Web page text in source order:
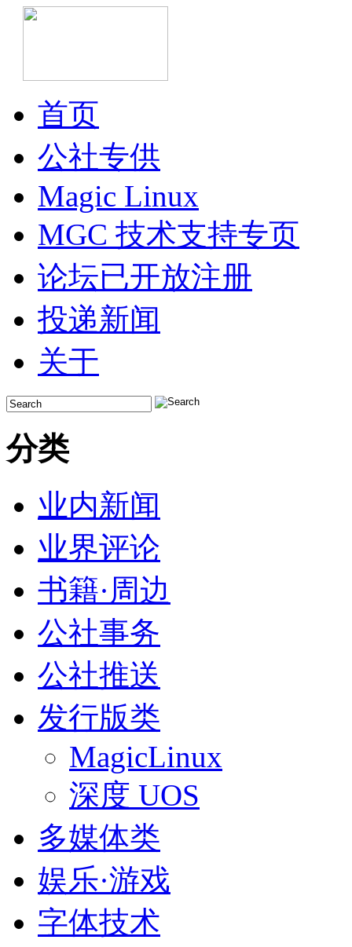
首页
公社专供
Magic Linux
MGC 技术支持专页
论坛已开放注册
投递新闻
关于
分类
业内新闻
业界评论
书籍·周边
公社事务
公社推送
发行版类
MagicLinux
深度 UOS
多媒体类
娱乐·游戏
字体技术